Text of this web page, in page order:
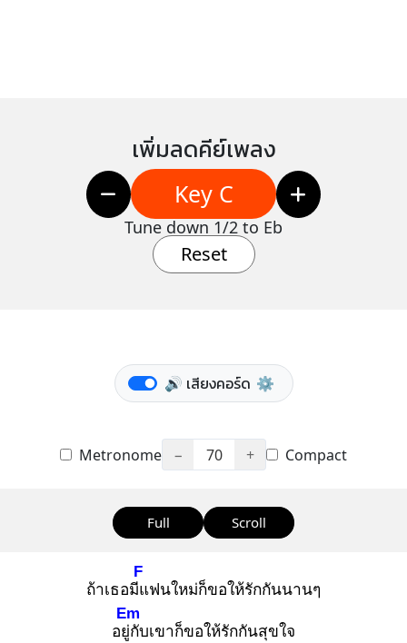
เพิ่มลดคีย์เพลง
Key C
Tune down 1/2 to Eb
Reset
🔊 เสียงคอร์ด ⚙️
Metronome − 70 + Compact
Full Scroll
ถ้าเธอมีแ
F
ฟนใหม่ก็ขอให้รักกันนานๆ
อยู่กั
Em
บเขาก็ขอให้รักกันสุขใจ